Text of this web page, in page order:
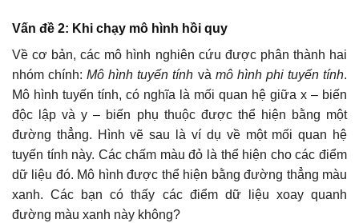
Vấn đề 2: Khi chạy mô hình hồi quy
Về cơ bản, các mô hình nghiên cứu được phân thành hai
nhóm chính:Mô hình tuyến tính và mô hình phi tuyến tính.
Mô hình tuyến tính, có nghĩa là mối quan hệ giữa x – biến
độc lập và y – biến phụ thuộc được thể hiện bằng một
đường thẳng. Hình vẽ sau là ví dụ về một mối quan hệ
tuyến tính này. Các chấm màu đỏ là thể hiện cho các điểm
dữ liệu đó. Mô hình được thể hiện bằng đường thẳng màu
xanh. Các bạn có thấy các điểm dữ liệu xoay quanh
đường màu xanh này không?